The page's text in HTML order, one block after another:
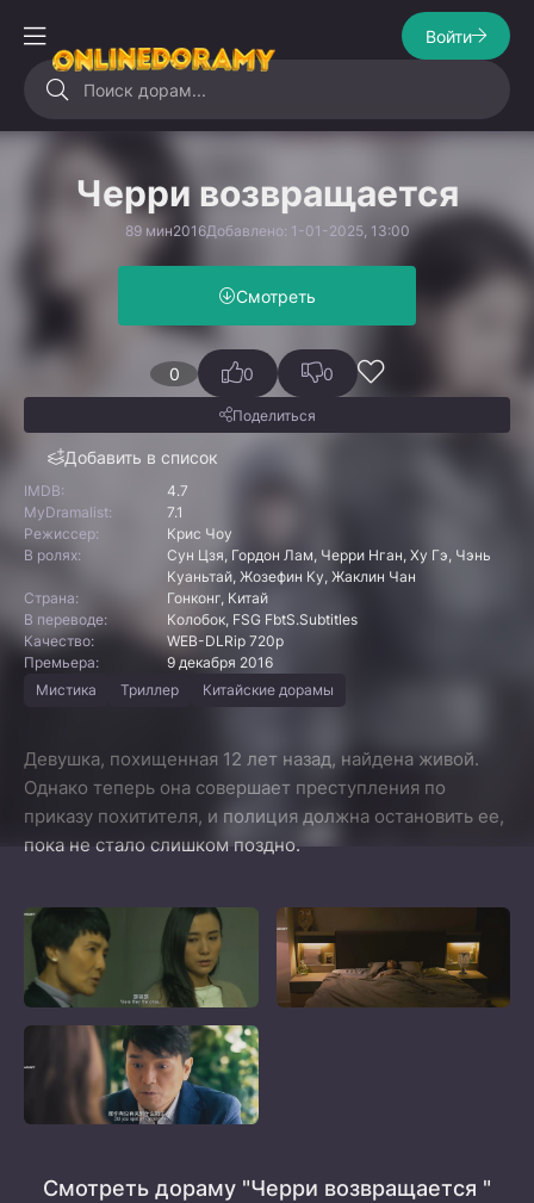
Войти
Черри возвращается
89 мин2016Добавлено: 1-01-2025, 13:00
Смотреть
0
Добавить в список
0 0
Поделиться
IMDB:
4.7
MyDramalist:
7.1
Режиссер:
Крис Чоу
В ролях:
Сун Цзя, Гордон Лам, Черри Нган, Ху Гэ, Чэнь
Куаньтай, Жозефин Ку, Жаклин Чан
Страна:
Гонконг, Китай
В переводе:
Колобок, FSG FbtS.Subtitles
Качество:
WEB-DLRip 720p
Премьера:
9 декабря 2016
Мистика
Триллер Китайские дорамы
Девушка, похищенная 12 лет назад, найдена живой.
Однако теперь она совершает преступления по
приказу похитителя, и полиция должна остановить ее,
пока не стало слишком поздно.
Смотреть дораму "Черри возвращается "